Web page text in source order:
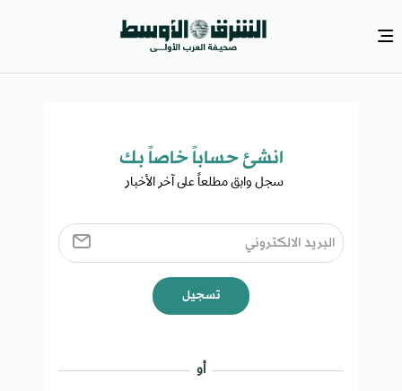
انشئ حساباً خاصاً بك​
سجل وابق مطلعاً على آخر الأخبار ​
تسجيل
أو